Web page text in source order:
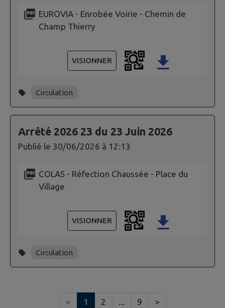
EUROVIA - Enrobée Voirie - Chemin de
Champ Thierry
VISIONNER
Circulation
Arrêté 2026 23 du 23 Juin 2026
Publié le 30/06/2026 à 12:13
COLAS - Réfection Chaussée - Place du
Village
VISIONNER
Circulation
< 1 2 ... 9 >